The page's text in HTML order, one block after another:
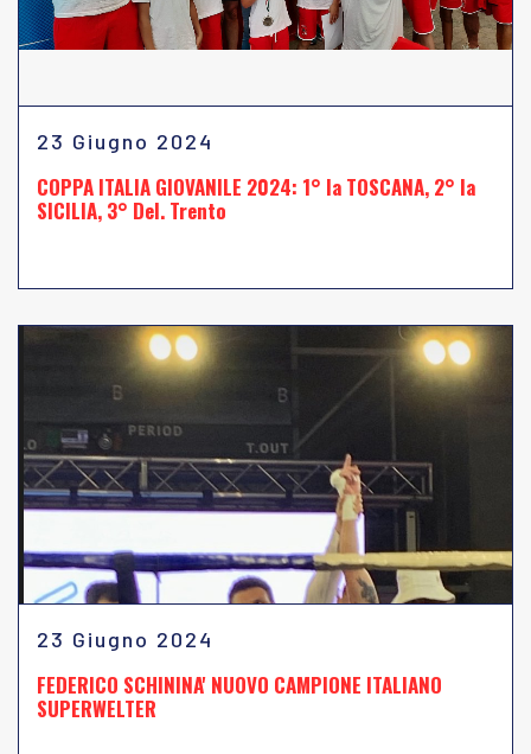
23 Giugno 2024
COPPA ITALIA GIOVANILE 2024: 1° la TOSCANA, 2° la
SICILIA, 3° Del. Trento
23 Giugno 2024
FEDERICO SCHININA' NUOVO CAMPIONE ITALIANO
SUPERWELTER